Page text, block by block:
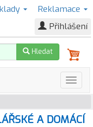
Reklamace
Přihlášení
Hledat
A DOMÁCÍ